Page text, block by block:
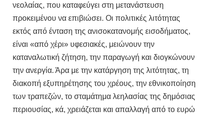
νεολαίας, που καταφεύγει στη μετανάστευση
προκειμένου να επιβιώσει. Οι πολιτικές λιτότητας
εκτός από ένταση της ανισοκατανομής εισοδήματος,
είναι «από χέρι» υφεσιακές, μειώνουν την
καταναλωτική ζήτηση, την παραγωγή και διογκώνουν
την ανεργία. Άρα με την κατάργηση της λιτότητας, τη
διακοπή εξυπηρέτησης του χρέους, την εθνικοποίηση
των τραπεζών, το σταμάτημα λεηλασίας της δημόσιας
περιουσίας, κά, χρειάζεται και απαλλαγή από το ευρώ